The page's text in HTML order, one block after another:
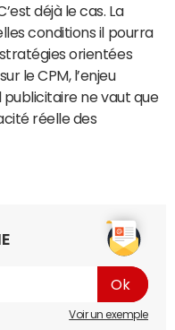
déjà le cas. La
conditions il pourra
orientées
le CPM, l’enjeu
ne vaut que
réelle des
Voir un exemple